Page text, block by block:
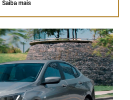
Saiba mais